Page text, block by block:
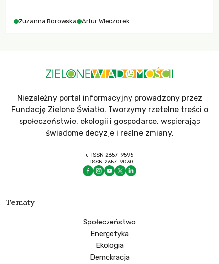
Zuzanna Borowska Artur Wieczorek
Niezależny portal informacyjny prowadzony przez
Fundację Zielone Światło. Tworzymy rzetelne treści o
społeczeństwie, ekologii i gospodarce, wspierając
świadome decyzje i realne zmiany.
e-ISSN 2657-9596
ISSN 2657-9030
Tematy
Społeczeństwo
Energetyka
Ekologia
Demokracja